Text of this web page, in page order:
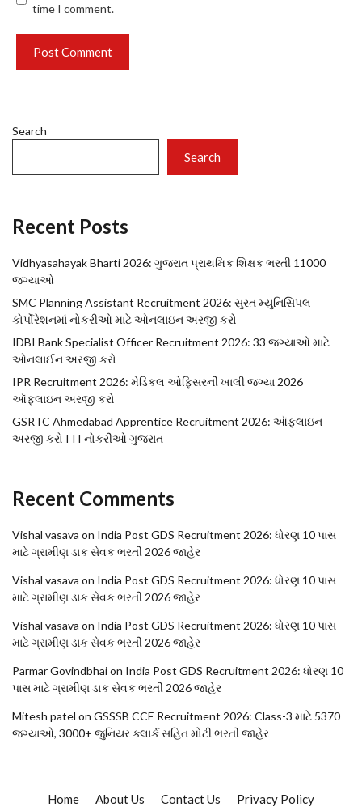
time I comment.
Search
Search
Recent Posts
Vidhyasahayak Bharti 2026: ગુજરાત પ્રાથમિક શિક્ષક ભરતી 11000
જગ્યાઓ
SMC Planning Assistant Recruitment 2026: સુરત મ્યુનિસિપલ
કોર્પોરેશનમાં નોકરીઓ માટે ઓનલાઇન અરજી કરો
IDBI Bank Specialist Officer Recruitment 2026: 33 જગ્યાઓ માટે
ઓનલાઈન અરજી કરો
IPR Recruitment 2026: મેડિકલ ઓફિસરની ખાલી જગ્યા 2026
ઑફલાઇન અરજી કરો
GSRTC Ahmedabad Apprentice Recruitment 2026: ઑફલાઇન
અરજી કરો ITI નોકરીઓ ગુજરાત
Recent Comments
Vishal vasava on India Post GDS Recruitment 2026: ધોરણ 10 પાસ
માટે ગ્રામીણ ડાક સેવક ભરતી 2026 જાહેર
Vishal vasava on India Post GDS Recruitment 2026: ધોરણ 10 પાસ
માટે ગ્રામીણ ડાક સેવક ભરતી 2026 જાહેર
Vishal vasava on India Post GDS Recruitment 2026: ધોરણ 10 પાસ
માટે ગ્રામીણ ડાક સેવક ભરતી 2026 જાહેર
Parmar Govindbhaion India Post GDS Recruitment 2026: ધોરણ 10
પાસ માટે ગ્રામીણ ડાક સેવક ભરતી 2026 જાહેર
Mitesh patel on GSSSB CCE Recruitment 2026: Class-3 માટે 5370
જગ્યાઓ, 3000+ જુનિયર ક્લાર્ક સહિત મોટી ભરતી જાહેર
Home About Us Contact Us Privacy Policy